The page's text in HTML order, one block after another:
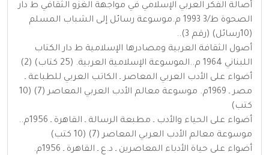
أصالة الفكر العربي الإسلامي في مواجهة الغزو الثقافي ط دار
الصحوة ط/3 1993 م.موسوعة رسائل إلى الشباب المسلم
(10رسائل) (رقم 3)..
أصول الثقافة العربية ومصادرها الإسلامية ط دار الكتاب
اللبناني 1964 م..الموسوعة الإسلامية العربية. (25 كتاب) (2)
أضواء على الأدب العربي المعاصر ـ الكاتب العربي للطباعة ـ
مصر ـ 1969م. موسوعة معالم الأدب العربي المعاصر (7) (10
كتب)
أضواء على الحياء والأدب ـ مطبعة الرسالة ـ القاهرة ـ 1956م..
موسوعة معالم الأدب العربي المعاصر (7) (10 كتب)
أضواء على حياة الأدباء المعاصرين ـ د.ع ـ القاهرة ـ 1956م.